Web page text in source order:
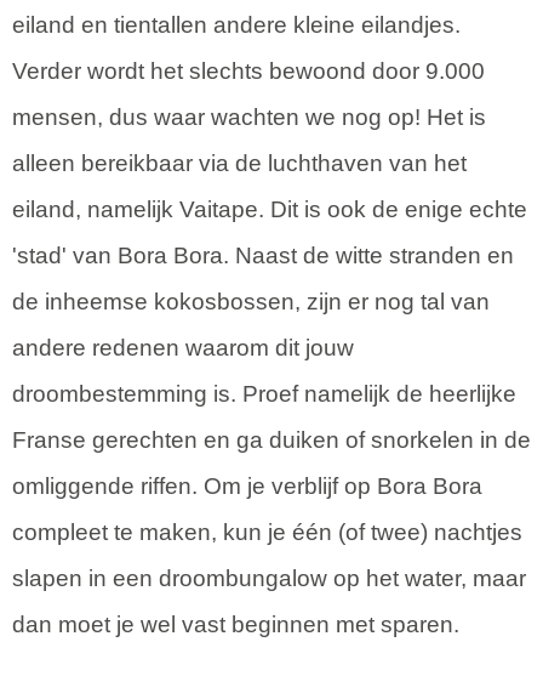
eiland en tientallen andere kleine eilandjes.
Verder wordt het slechts bewoond door 9.000
mensen, dus waar wachten we nog op! Het is
alleen bereikbaar via de luchthaven van het
eiland, namelijk Vaitape. Dit is ook de enige echte
'stad' van Bora Bora. Naast de witte stranden en
de inheemse kokosbossen, zijn er nog tal van
andere redenen waarom dit jouw
droombestemming is. Proef namelijk de heerlijke
Franse gerechten en ga duiken of snorkelen in de
omliggende riffen. Om je verblijf op Bora Bora
compleet te maken, kun je één (of twee) nachtjes
slapen in een droombungalow op het water, maar
dan moet je wel vast beginnen met sparen.